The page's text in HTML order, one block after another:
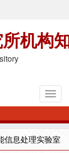
机构
信息处理实验室